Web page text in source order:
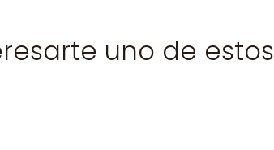
uno de estos